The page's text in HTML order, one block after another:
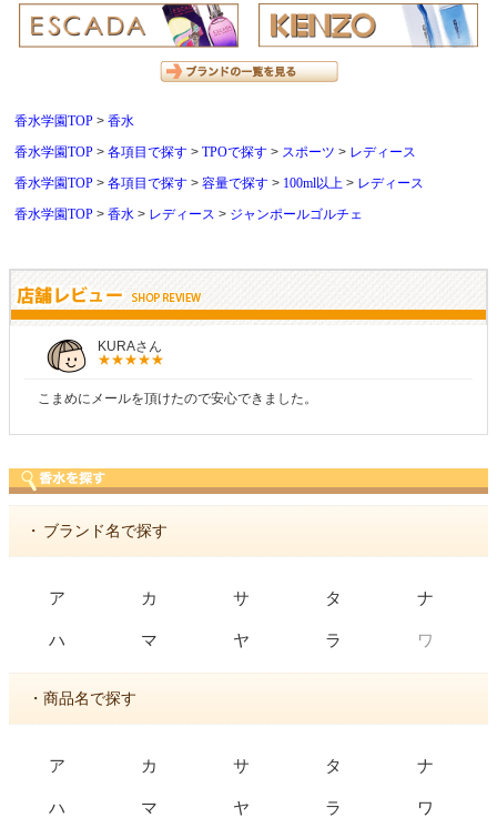
香水学園TOP
香水
香水学園TOP
各項目で探す TPOで探す スポーツ
レディース
香水学園TOP
各項目で探す 容量で探す 100ml以上
レディース
香水学園TOP
香水 レディース ジャンポールゴルチェ
KURAさん
こまめにメールを頂けたので安心できました。
・ ブランド名で探す
ア カ サ タ ナ
ハ マ ヤ ラ ワ
・商品名で探す
ア カ サ タ ナ
ハ マ ヤ ラ ワ